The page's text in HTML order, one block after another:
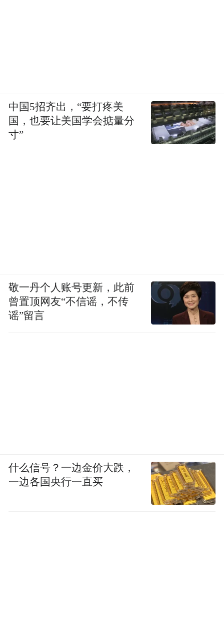
中国5招齐出，“要打疼美
国，也要让美国学会掂量分
寸”
敬一丹个人账号更新，此前
曾置顶网友“不信谣，不传
谣”留言
什么信号？一边金价大跌，
一边各国央行一直买